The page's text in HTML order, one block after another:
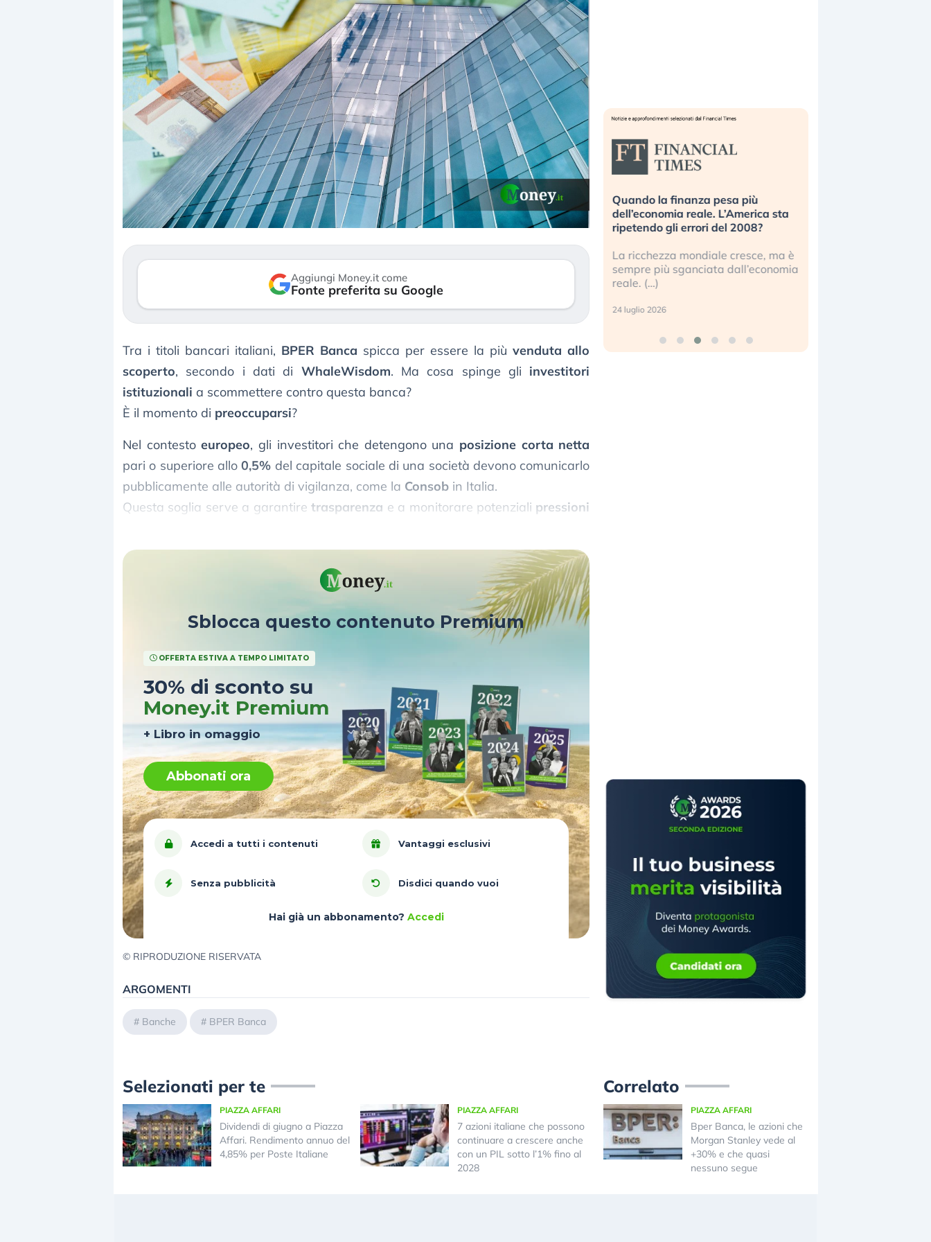
Aggiungi Money.it come
Fonte preferita su Google
Tra i titoli bancari italiani, BPER Banca spicca per essere la piùvenduta allo
scoperto, secondo i dati di WhaleWisdom. Ma cosa spinge gli investitori
istituzionali a scommettere contro questa banca?
È il momento di preoccuparsi?
Nel contestoeuropeo, gli investitori che detengono una posizione corta netta
pari o superiore allo0,5% del capitale sociale di una società devono comunicarlo
pubblicamente alle autorità di vigilanza, come la Consob in Italia.
Questa soglia serve a garantiretrasparenza e a monitorare potenziali pressioni
Sblocca questo contenuto Premium
OFFERTA ESTIVA A TEMPO LIMITATO
30% di sconto su
Money.it Premium
+ Libro in omaggio
Abbonati ora
Accedi a tutti i contenuti Vantaggi esclusivi
Senza pubblicità Disdici quando vuoi
Hai già un abbonamento? Accedi
© RIPRODUZIONE RISERVATA
ARGOMENTI
# Banche # BPER Banca
Dalle valutazioni estreme alla
correzione. Cosa sta guidando il
repricing degli asset?
3 agosto 2026
«La mia vita è rovinata». Investitori
in preda al panico dopo lo scoppio
della bolla AI
Kospi, mentre gli investitori retail (…)
30 luglio 2026
Quando la finanza pesa più
dell’economia reale. L’America sta
ripetendo gli errori del 2008?
La ricchezza mondiale cresce, ma è
sempre più sganciata dall’economia
reale. (…)
24 luglio 2026
Selezionati per te
PIAZZA AFFARI
Dividendi di giugno a Piazza
Affari. Rendimento annuo del
4,85% per Poste Italiane
PIAZZA AFFARI
7 azioni italiane che possono
continuare a crescere anche
con un PIL sotto l’1% fino al
2028
Correlato
PIAZZA AFFARI
Bper Banca, le azioni che
Morgan Stanley vede al
+30% e che quasi
nessuno segue